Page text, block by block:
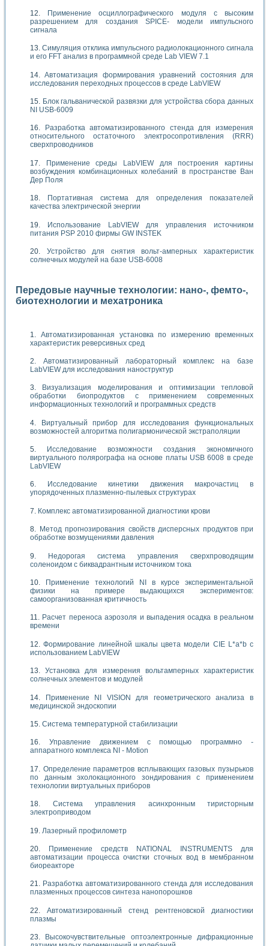
Применение осциллографического модуля с высоким
разрешением для создания SPICE- модели импульсного
сигнала
Симуляция отклика импульсного радиолокационного сигнала
и его FFT анализ в программной среде Lab VIEW 7.1
Автоматизация формирования уравнений состояния для
исследования переходных процессов в среде LabVIEW
Блок гальванической развязки для устройства сбора данных
NI USB-6009
Разработка автоматизированного стенда для измерения
относительного остаточного электросопротивления (RRR)
сверхпроводников
Применение среды LabVIEW для построения картины
возбуждения комбинационных колебаний в пространстве Ван
Дер Поля
Портативная система для определения показателей
качества электрической энергии
Использование LabVIEW для управления источником
питания PSP 2010 фирмы GW INSTEK
Устройство для снятия вольт-амперных характеристик
солнечных модулей на базе USB-6008
Передовые научные технологии: нано-, фемто-,
биотехнологии и мехатроника
Автоматизированная установка по измерению временных
характеристик реверсивных сред
Автоматизированный лабораторный комплекс на базе
LabVIEW для исследования наноструктур
Визуализация моделирования и оптимизации тепловой
обработки биопродуктов с применением современных
информационных технологий и программных средств
Виртуальный прибор для исследования функциональных
возможностей алгоритма полигармонической экстраполяции
Исследование возможности создания экономичного
виртуального полярографа на основе платы USB 6008 в среде
LabVIEW
Исследование кинетики движения макрочастиц в
упорядоченных плазменно-пылевых структурах
Комплекс автоматизированной диагностики крови
Метод прогнозирования свойств дисперсных продуктов при
обработке возмущениями давления
Недорогая система управления сверхпроводящим
соленоидом с биквадрантным источником тока
Применение технологий NI в курсе экспериментальной
физики на примере выдающихся экспериментов:
самоорганизованная критичность
Расчет переноса аэрозоля и выпадения осадка в реальном
времени
Формирование линейной шкалы цвета модели CIE L*a*b с
использованием LabVIEW
Установка для измерения вольтамперных характеристик
солнечных элементов и модулей
Применение NI VISION для геометрического анализа в
медицинской эндоскопии
Система температурной стабилизации
Управление движением с помощью программно -
аппаратного комплекса NI - Motion
Определение параметров всплывающих газовых пузырьков
по данным эхолокационного зондирования с применением
технологии виртуальных приборов
Система управления асинхронным тиристорным
электроприводом
Лазерный профилометр
Применение средств NATIONAL INSTRUMENTS для
автоматизации процесса очистки сточных вод в мембранном
биореакторе
Разработка автоматизированного стенда для исследования
плазменных процессов синтеза нанопорошков
Автоматизированный стенд рентгеновской диагностики
плазмы
Высокочувствительные оптоэлектронные дифракционные